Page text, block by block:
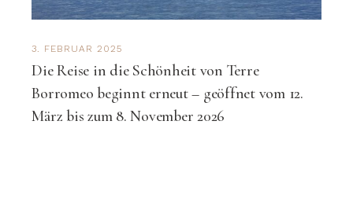
3. FEBRUAR 2025
Die Reise in die Schönheit von Terre
Borromeo beginnt erneut – geöffnet vom 12.
März bis zum 8. November 2026